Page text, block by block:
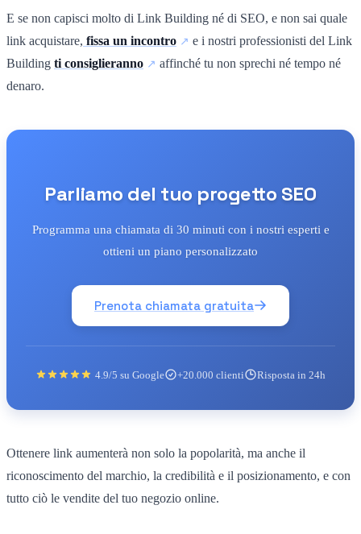
E se non capisci molto di Link Building né di SEO, e non sai quale
link acquistare, fissa un incontro
e i nostri professionisti del Link
Building ti consiglieranno
affinché tu non sprechi né tempo né
denaro.
Parliamo del tuo progetto SEO
Programma una chiamata di 30 minuti con i nostri esperti e
ottieni un piano personalizzato
Prenota chiamata gratuita
4.9/5 su Google +20.000 clienti Risposta in 24h
Ottenere link aumenterà non solo la popolarità, ma anche il
riconoscimento del marchio, la credibilità e il posizionamento, e con
tutto ciò le vendite del tuo negozio online.